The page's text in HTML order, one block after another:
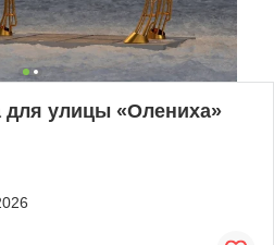
улицы «Олениха»